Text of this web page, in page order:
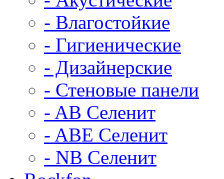
- Влагостойкие
- Гигиенические
- Дизайнерские
- Стеновые панели
- AB Селенит
- ABE Селенит
- NB Селенит